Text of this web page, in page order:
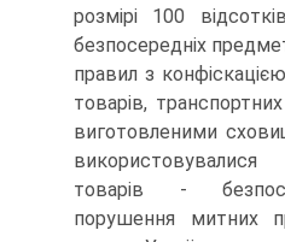
розмірі 100
безпосередніх
правил з
товарів,
виготовленими
товарів -
порушення митних